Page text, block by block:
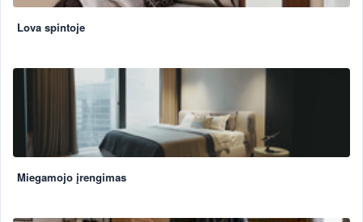
Lova spintoje
Miegamojo įrengimas